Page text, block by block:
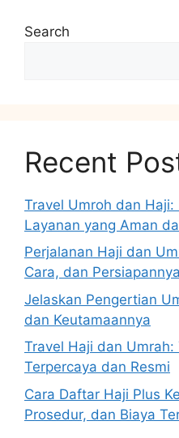
Search
Recent
Travel Umroh dan
Layanan yang Aman
Perjalanan Haji dan
Cara, dan Persiapannya
Jelaskan Pengertian
dan Keutamaannya
Travel Haji dan
Terpercaya dan Resmi
Cara Daftar Haji Plus
Prosedur, dan Biaya